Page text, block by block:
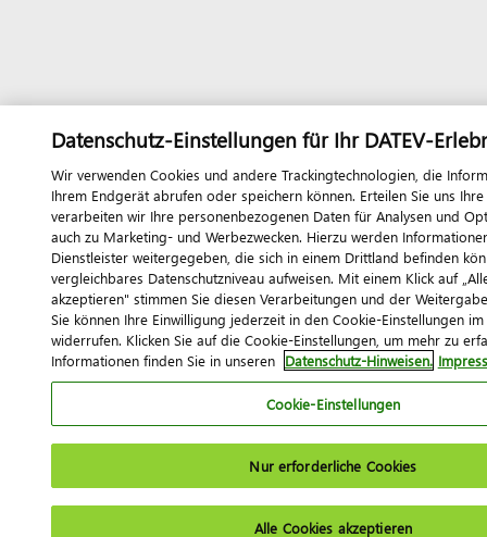
Datenschutz-Einstellungen für Ihr DATEV-
Wir verwenden Cookies und andere Trackingtechnologien, die
Ihrem Endgerät abrufen oder speichern können. Erteilen Sie uns
verarbeiten wir Ihre personenbezogenen Daten für Analysen und
auch zu Marketing- und Werbezwecken. Hierzu werden
Dienstleister weitergegeben, die sich in einem Drittland befinden
vergleichbares Datenschutzniveau aufweisen. Mit einem Klick auf
akzeptieren" stimmen Sie diesen Verarbeitungen und der
Sie können Ihre Einwilligung jederzeit in den Cookie-Einstellungen
widerrufen. Klicken Sie auf die Cookie-Einstellungen, um mehr zu
Informationen finden Sie in unseren Datenschutz-Hinweisen.
Cookie-Einstellungen
Nur erforderliche Cookies
Alle Cookies akzeptieren